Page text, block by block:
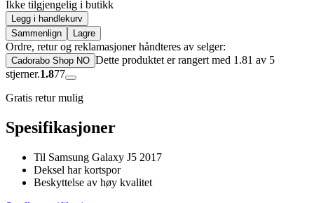
Ikke tilgjengelig i butikk
Legg i handlekurv
Sammenlign
Lagre
Ordre, retur og reklamasjoner håndteres av selger:
Cadorabo Shop NO Dette produktet er rangert med 1.81 av 5
stjerner.1.877
Gratis retur mulig
Spesifikasjoner
Til Samsung Galaxy J5 2017
Deksel har kortspor
Beskyttelse av høy kvalitet